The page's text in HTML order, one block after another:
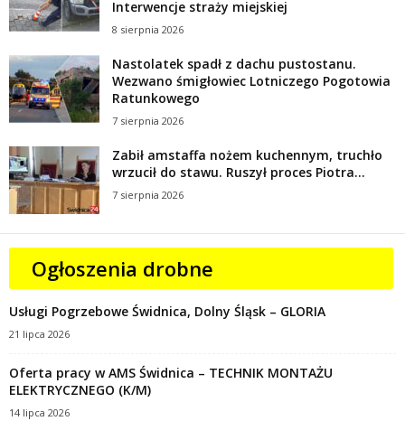
Interwencje straży miejskiej
8 sierpnia 2026
Nastolatek spadł z dachu pustostanu.
Wezwano śmigłowiec Lotniczego Pogotowia
Ratunkowego
7 sierpnia 2026
Zabił amstaffa nożem kuchennym, truchło
wrzucił do stawu. Ruszył proces Piotra...
7 sierpnia 2026
Ogłoszenia drobne
Usługi Pogrzebowe Świdnica, Dolny Śląsk – GLORIA
21 lipca 2026
Oferta pracy w AMS Świdnica – TECHNIK MONTAŻU
ELEKTRYCZNEGO (K/M)
14 lipca 2026